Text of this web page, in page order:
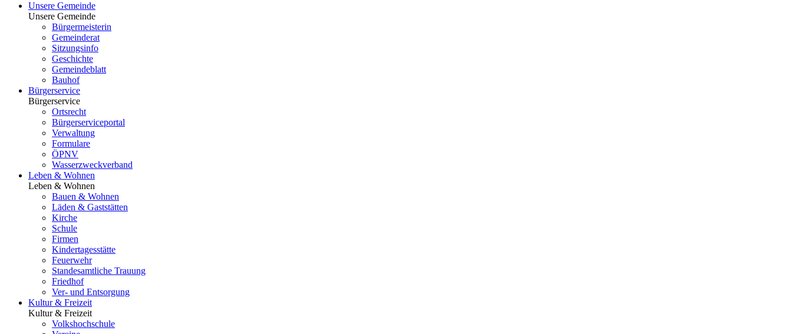
Unsere Gemeinde
Unsere Gemeinde
Bürgermeisterin
Gemeinderat
Sitzungsinfo
Geschichte
Gemeindeblatt
Bauhof
Bürgerservice
Bürgerservice
Ortsrecht
Bürgerserviceportal
Verwaltung
Formulare
ÖPNV
Wasserzweckverband
Leben & Wohnen
Leben & Wohnen
Bauen & Wohnen
Läden & Gaststätten
Kirche
Schule
Firmen
Kindertagesstätte
Feuerwehr
Standesamtliche Trauung
Friedhof
Ver- und Entsorgung
Kultur & Freizeit
Kultur & Freizeit
Volkshochschule